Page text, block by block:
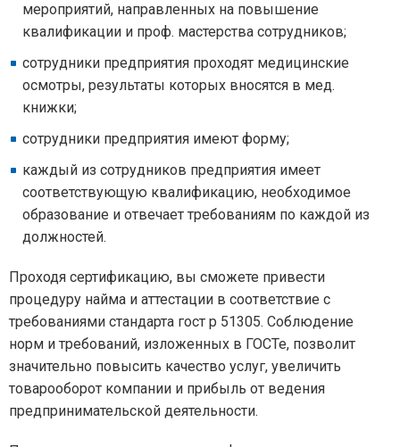
мероприятий, направленных на повышение
квалификации и проф. мастерства сотрудников;
сотрудники предприятия проходят медицинские
осмотры, результаты которых вносятся в мед.
книжки;
сотрудники предприятия имеют форму;
каждый из сотрудников предприятия имеет
соответствующую квалификацию, необходимое
образование и отвечает требованиям по каждой из
должностей.
Проходя сертификацию, вы сможете привести
процедуру найма и аттестации в соответствие с
требованиями стандарта гост р 51305. Соблюдение
норм и требований, изложенных в ГОСТе, позволит
значительно повысить качество услуг, увеличить
товарооборот компании и прибыль от ведения
предпринимательской деятельности.